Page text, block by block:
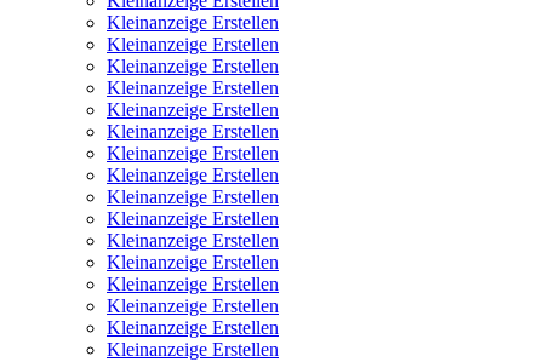
Kleinanzeige Erstellen
Kleinanzeige Erstellen
Kleinanzeige Erstellen
Kleinanzeige Erstellen
Kleinanzeige Erstellen
Kleinanzeige Erstellen
Kleinanzeige Erstellen
Kleinanzeige Erstellen
Kleinanzeige Erstellen
Kleinanzeige Erstellen
Kleinanzeige Erstellen
Kleinanzeige Erstellen
Kleinanzeige Erstellen
Kleinanzeige Erstellen
Kleinanzeige Erstellen
Kleinanzeige Erstellen